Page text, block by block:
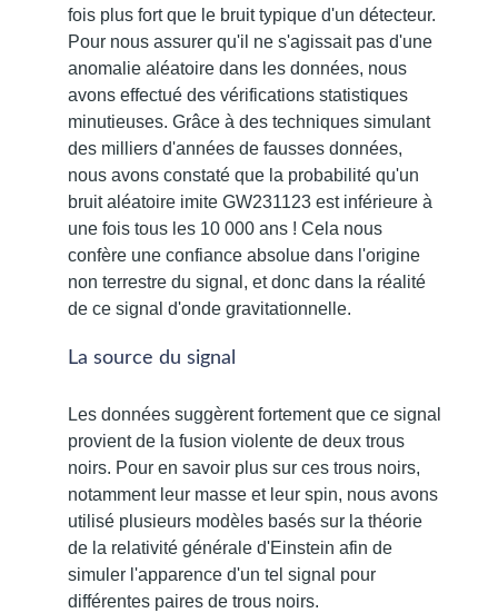
fois plus fort que le bruit typique d'un détecteur.
Pour nous assurer qu'il ne s'agissait pas d'une
anomalie aléatoire dans les données, nous
avons effectué des vérifications statistiques
minutieuses. Grâce à des techniques simulant
des milliers d'années de fausses données,
nous avons constaté que la probabilité qu'un
bruit aléatoire imite GW231123 est inférieure à
une fois tous les 10 000 ans ! Cela nous
confère une confiance absolue dans l'origine
non terrestre du signal, et donc dans la réalité
de ce signal d'onde gravitationnelle.
La source du signal
Les données suggèrent fortement que ce signal
provient de la fusion violente de deux trous
noirs. Pour en savoir plus sur ces trous noirs,
notamment leur masse et leur spin, nous avons
utilisé plusieurs modèles basés sur la théorie
de la relativité générale d'Einstein afin de
simuler l'apparence d'un tel signal pour
différentes paires de trous noirs.